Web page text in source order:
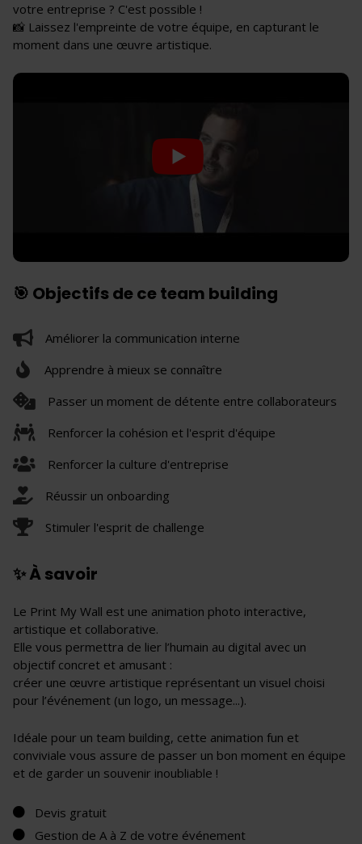
votre entreprise ? C'est possible !
📸 Laissez l'empreinte de votre équipe, en capturant le
moment dans une œuvre artistique.
🎯 Objectifs de ce team building
Améliorer la communication interne
Apprendre à mieux se connaître
Passer un moment de détente entre collaborateurs
Renforcer la cohésion et l'esprit d'équipe
Renforcer la culture d'entreprise
Réussir un onboarding
Stimuler l'esprit de challenge
✨ À savoir
Le Print My Wall est une animation photo interactive,
artistique et collaborative.
Elle vous permettra de lier l’humain au digital avec un
objectif concret et amusant :
créer une œuvre artistique représentant un visuel choisi
pour l’événement (un logo, un message...).
Idéale pour un team building, cette animation fun et
conviviale vous assure de passer un bon moment en équipe
et de garder un souvenir inoubliable !
Devis gratuit
Gestion de A à Z de votre événement